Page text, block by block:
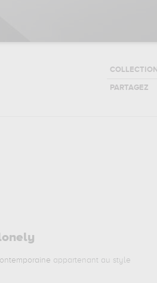
PARTAGEZ
appartenant au style